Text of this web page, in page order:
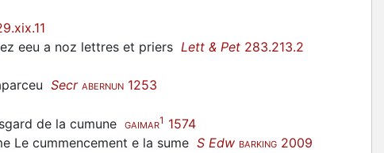
eeu a noz lettres et priers Lett & Pet 283.213.2
Secr ABERNUN 1253
de la cumune GAIMAR1 1574
Le cummencement e la sume S Edw BARKING 2009